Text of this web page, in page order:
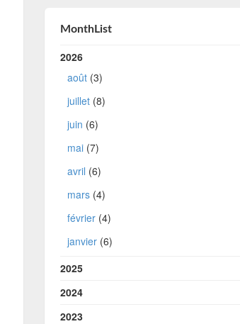
MonthList
2026
août(3)
juillet(8)
juin (6)
mai(7)
avril (6)
mars(4)
février(4)
janvier(6)
2025
2024
2023